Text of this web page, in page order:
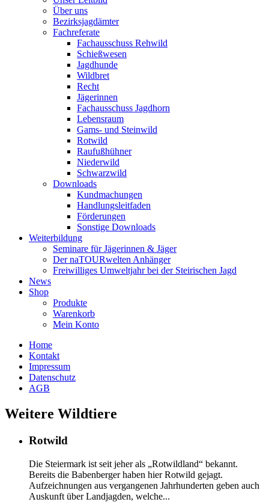
Über uns
Bezirksjagdämter
Fachreferate
Fachausschuss Rehwild
Schießwesen
Jagdhunde
Wildbret
Recht
Jägerinnen
Fachausschuss Jagdhorn
Lebensraum
Gams- und Steinwild
Rotwild
Raufußhühner
Niederwild
Schwarzwild
Downloads
Kundmachungen
Handlungsleitfaden
Förderungen
Sonstige Downloads
Weiterbildung
Seminare für Jägerinnen & Jäger
Der naTOURwelten Anhänger
Freiwilliges Umweltjahr bei der Steirischen Jagd
News
Shop
Produkte
Warenkorb
Mein Konto
Home
Kontakt
Impressum
Datenschutz
AGB
Weitere Wildtiere
Rotwild
Die Steiermark ist seit jeher als „Rotwildland“ bekannt.
Bereits die Babenberger haben hier Rotwild gejagt.
Aufzeichnungen aus vergangenen Jahrhunderten geben auch
Auskunft über Landjagden, welche...